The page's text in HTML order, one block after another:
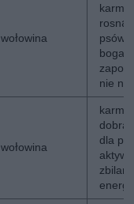
wołowina
karma
psów,
nie na
wołowina
karma
dobra
dla